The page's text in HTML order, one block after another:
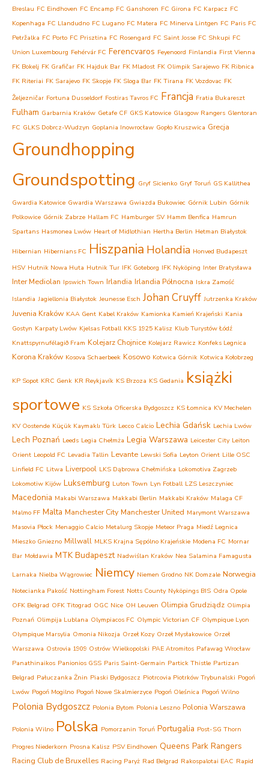
Breslau FC Eindhoven FC Encamp FC Ganshoren FC Girona FC Karpacz FC
Kopenhaga FC Llandudno FC Lugano FC Matera FC Minerva Lintgen FC Paris FC
Petržalka FC Porto FC Prisztina FC Rosengard FC Saint Josse FC Shkupi FC
Union Luxembourg Fehérvár FC Ferencvaros Feyenoord Finlandia First Vienna
FK Bokelj FK Grafičar FK Hajduk Bar FK Mladost FK Olimpik Sarajewo FK Ribnica
FK Riteriai FK Sarajevo FK Skopje FK Sloga Bar FK Tirana FK Vozdovac FK
Željezničar Fortuna Dusseldorf Fostiras Tavros FC Francja Fratia Bukareszt
Fulham Garbarnia Kraków Getafe CF GKS Katowice Glasgow Rangers Glentoran
FC GLKS Dobrcz-Wudzyn Goplania Inowrocław Gopło Kruszwica Grecja
Groundhopping
Groundspotting Gryf Sicienko Gryf Toruń GS Kallithea
Gwardia Katowice Gwardia Warszawa Gwiazda Bukowiec Górnik Lubin Górnik
Polkowice Górnik Zabrze Hallam FC Hamburger SV Hamm Benfica Hamrun
Spartans Hasmonea Lwów Heart of Midlothian Hertha Berlin Hetman Białystok
Hibernian Hibernians FC Hiszpania Holandia Honved Budapeszt
HSV Hutnik Nowa Huta Hutnik Tur IFK Goteborg IFK Nyköping Inter Bratysława
Inter Mediolan Ipswich Town Irlandia Irlandia Północna Iskra Zamość
Islandia Jagiellonia Białystok Jeunesse Esch Johan Cruyff Jutrzenka Kraków
Juvenia Kraków KAA Gent Kabel Kraków Kamionka Kamień Krajeński Kania
Gostyn Karpaty Lwów Kjelsas Fotball KKS 1925 Kalisz Klub Turystów Łódź
Knattspyrnufélagið Fram Kolejarz Chojnice Kolejarz Rawicz Konfeks Legnica
Korona Kraków Kosova Schaerbeek Kosowo Kotwica Górnik Kotwica Kołobrzeg
KP Sopot KRC Genk KR Reykjavík KS Brzoza KS Gedania książki
sportowe KS Szkoła Oficerska Bydgoszcz KS Łomnica KV Mechelen
KV Oostende Küçük Kaymaklı Türk Lecco Calcio Lechia Gdańsk Lechia Lwów
Lech Poznań Leeds Legia Chełmża Legia Warszawa Leicester City Leiton
Orient Leopold FC Levadia Tallin Levante Lewski Sofia Leyton Orient Lille OSC
Linfield FC Litwa Liverpool LKS Dąbrowa Chełmińska Lokomotiva Zagrzeb
Lokomotiw Kijów Luksemburg Luton Town Lyn Fotball LZS Leszczyniec
Macedonia Makabi Warszawa Makkabi Berlin Makkabi Kraków Malaga CF
Malmo FF Malta Manchester City Manchester United Marymont Warszawa
Masovia Płock Menaggio Calcio Metalurg Skopje Meteor Praga Miedź Legnica
Mieszko Gniezno Millwall MLKS Krajna Sępólno Krajeńskie Modena FC Mornar
Bar Mołdawia MTK Budapeszt Nadwiślan Kraków Nea Salamina Famagusta
Larnaka Nielba Wągrowiec Niemcy Niemen Grodno NK Domzale Norwegia
Notecianka Pakość Nottingham Forest Notts County Nyköpings BIS Odra Opole
OFK Belgrad OFK Titograd OGC Nice OH Leuven Olimpia Grudziądz Olimpia
Poznań Olimpija Lublana Olympiacos FC Olympic Victorian CF Olympique Lyon
Olympique Marsylia Omonia Nikozja Orzeł Kozy Orzeł Mysłakowice Orzeł
Warszawa Ostrovia 1909 Ostrów Wielkopolski PAE Atromitos Pafawag Wrocław
Panathinaikos Panionios GSS Paris Saint-Germain Partick Thistle Partizan
Belgrad Pałuczanka Żnin Piaski Bydgoszcz Piotrcovia Piotrków Trybunalski Pogoń
Lwów Pogoń Mogilno Pogoń Nowe Skalmierzyce Pogoń Oleśnica Pogoń Wilno
Polonia Bydgoszcz Polonia Bytom Polonia Leszno Polonia Warszawa
Polonia Wilno Polska Pomorzanin Toruń Portugalia Post-SG Thorn
Progres Niederkorn Prosna Kalisz PSV Eindhoven Queens Park Rangers
Racing Club de Bruxelles Racing Paryż Rad Belgrad Rakospalotai EAC Rapid